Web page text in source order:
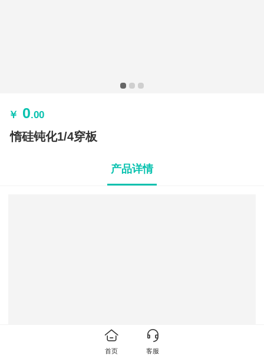
￥ 0.00
惰硅钝化1/4穿板
产品详情
首页 客服